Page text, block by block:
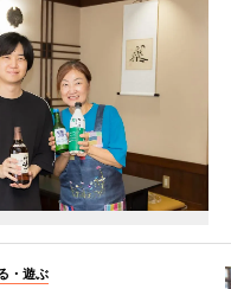
・遊ぶ